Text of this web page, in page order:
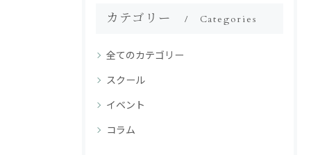
カテゴリー Categories
全てのカテゴリー
スクール
イベント
コラム